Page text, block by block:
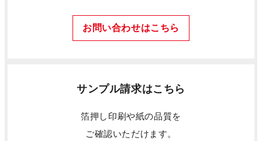
お問い合わせはこちら
サンプル請求はこちら
箔押し印刷や紙の品質を
ご確認いただけます。